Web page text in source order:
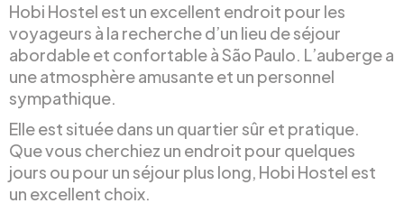
Hobi Hostel est un excellent endroit pour les
voyageurs à la recherche d’un lieu de séjour
abordable et confortable à São Paulo. L’auberge a
une atmosphère amusante et un personnel
sympathique.
Elle est située dans un quartier sûr et pratique.
Que vous cherchiez un endroit pour quelques
jours ou pour un séjour plus long, Hobi Hostel est
un excellent choix.